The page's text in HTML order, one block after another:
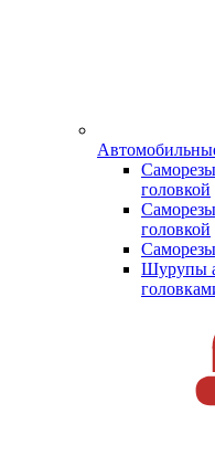
головкой
головкой
Шурупы